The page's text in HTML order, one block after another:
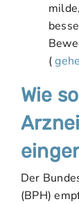
(
Wie
Der
(BPH)